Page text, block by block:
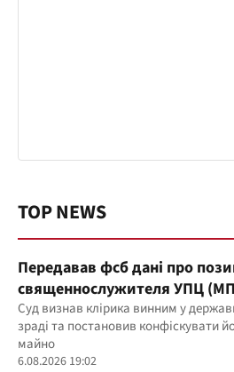
TOP NEWS
Передавав фсб дані про
священнослужителя УПЦ
років
Суд визнав клірика винним у
зраді та постановив конфіскувати
майно
6.08.2026 19:02